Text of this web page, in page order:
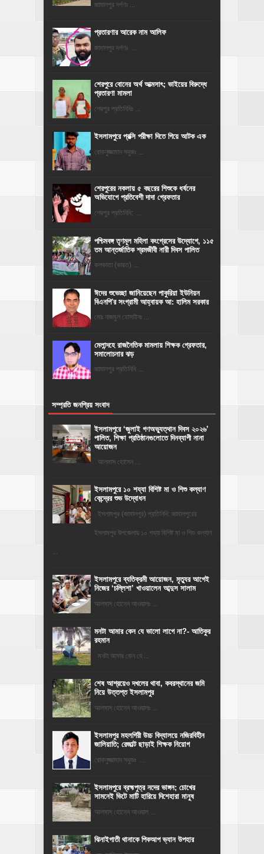
জামালপুর দর্পণঃ ...
প্রতারণার আরেক নাম আলিফ
জামালপুর দর্পণঃ ...
শেরপুরে বোনের অর্থ আত্মসাৎ; ভাইয়ের বিরুদ্ধে
প্রতারণা মামলা
শেরপুর প্রতিনিধিঃ ...
ইসলামপুরে প্রক্সি পরীক্ষা দিতে গিয়ে আটক এক
রোকনুজ্জামান সবুজঃ ...
শেরপুরের নকলায় ৫ বছরের শিশুকে ধর্ষনের
অভিযোগে প্রতিবেশী দাদা গ্রেফতার
শেরপুর প্রতিনিধি: ...
পশ্চিমবঙ্গ তৃণমূল মহিলা কংগ্রেসের উদ্যোগে, ১১৫
তম আন্তর্জাতিক শ্রমজীবী নারী দিবস পালিত
কলকাতা (ভারত) ...
ঈদের শুভেচ্ছা জানিয়েছেন পাকুরিয়া ইউনিয়ন
বিএনপি'র সংগ্রামী আহ্বায়ক আ: হালিম সরকার
মোঃ নাজমুল হোসাইনঃ ...
মেলান্দহে রাজনৈতিক মামলায় শিক্ষক গ্রেফতার,
সমালোচনার ঝড়
জামালপুর প্রতিনিধি ...
সম্প্রতি জনপ্রিয় সংবাদ
‎ইসলামপুরে ‘জুলাই গণঅভ্যুত্থান দিবস ২০২৬’
পালিত, শিক্ষা প্রতিষ্ঠানগুলোতে দিনব্যাপী নানা
আয়োজন
‎​আলমাস হোসেন ...
ইসলামপুরে ১০ শয্যা বিশিষ্ট মা ও শিশু কল্যাণ
কেন্দ্রের শুভ উদ্বোধন
ইসলামপুর (জামালপুর) প্রতিনিধি: জামালপুরের
ইসলামপুর উপজেলায় ১০ শয্যা বিশিষ্ট মা ও শিশু কল্যাণ
...
‎ইসলামপুরে ব্যতিক্রমী আয়োজন, মৃত্যুর আগেই
নিজের ‘চল্লিশা’ খাওয়ালেন আব্দুস সালাম
আলমাস হোসেন আওয়ালঃ ...
মনটা আমার কেন যে ভালো লাগে না?- আতিকুর
রহমান
মনটা আমার কেন যে ...
শেষ আশ্রয়েও দখলের থাবা, কবরস্থানের জমি
নিয়ে উত্তপ্ত ইসলামপুর
আলমাস হোসেন আওয়ালঃ ...
​ইসলামপুর মহলগিরী উচ্চ বিদ্যালয়ে নজিরবিহীন
জালিয়াতি; রেজাল্ট ছাড়াই শিক্ষক নিয়োগ
রোকনুজ্জামান সবুজঃ ...
ইসলামপুরে ব্রহ্মপুত্র নদের ভাঙ্গন; চোখের
সামনেই ভিটে মাটি হারিয়ে দিশেহারা মানুষ
আলমাস হোসেন আওয়াল ...
ঝিনাইগাতী থানাকে পিকআপ ভ্যান উপহার